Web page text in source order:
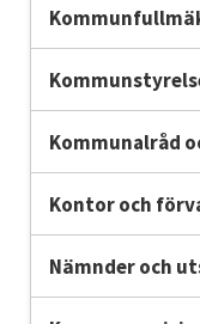
Kommunalråd
Kontor och
Nämnder och